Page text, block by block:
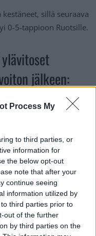
Process My
to third parties, or
information for
the below opt-out
note that after your
continue seeing
information utilized by
third parties prior to
out of the further
by third parties on the
sillä seuraava
0-5-tappioon Ruotsille.
jälkeen:
17404442499868754
voiton – tässä